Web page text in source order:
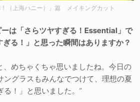
！（上海ハニー）」篇 メイキングカット
は「さらツヤすぎる！Essential」で
る！」と思った瞬間はありますか？
、めちゃくちゃ思いましたね。今日の
ングラスもみんなでつけて、理想の夏
る！」と思いました。”